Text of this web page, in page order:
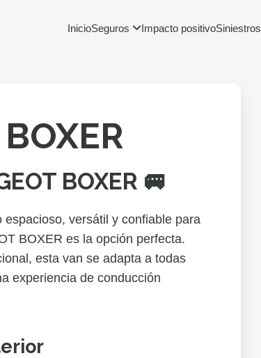
InicioSeguros Impacto positivoSiniestros
BOXER 🚐
versátil y confiable para
BOXER es la opción perfecta.
esta van se adapta a todas
experiencia de conducción